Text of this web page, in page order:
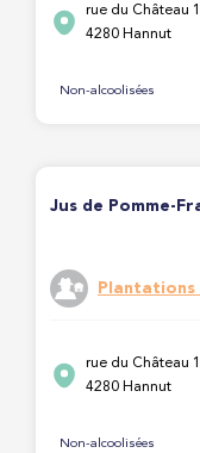
rue du Château
4280 Hannut
Non-alcoolisées
Jus de Pomme-
rue du Château
4280 Hannut
Non-alcoolisées